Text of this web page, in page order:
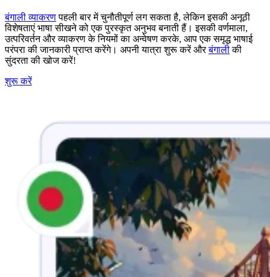
बंगाली व्याकरणपहली बार में चुनौतीपूर्ण लग सकता है, लेकिन इसकी अनूठी
विशेषताएं भाषा सीखने को एक पुरस्कृत अनुभव बनाती हैं। इसकी वर्णमाला,
उत्परिवर्तन और व्याकरण के नियमों का अन्वेषण करके, आप एक समृद्ध भाषाई
परंपरा की जानकारी प्राप्त करेंगे। अपनी यात्रा शुरू करें औरबंगालीकी
सुंदरता की खोज करें!
शुरू करें